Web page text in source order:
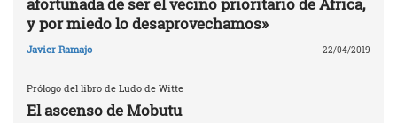
y por miedo lo desaprovechamos»
Javier Ramajo 22/04/2019
Prólogo del libro de Ludo de Witte
El ascenso de Mobutu